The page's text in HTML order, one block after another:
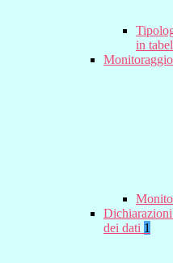
in
dei dati 1